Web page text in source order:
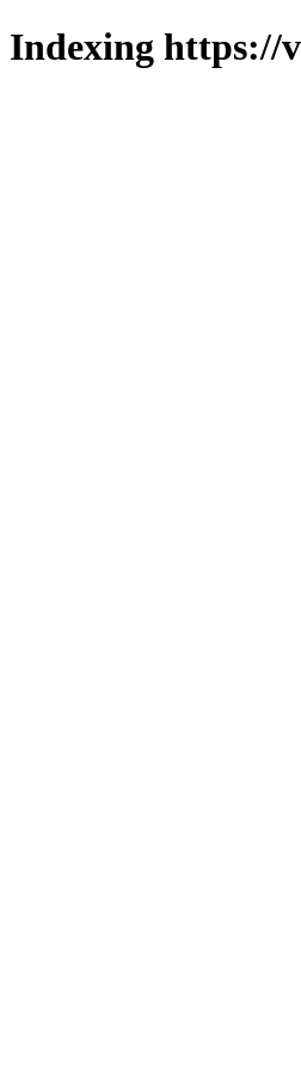
Indexing https://